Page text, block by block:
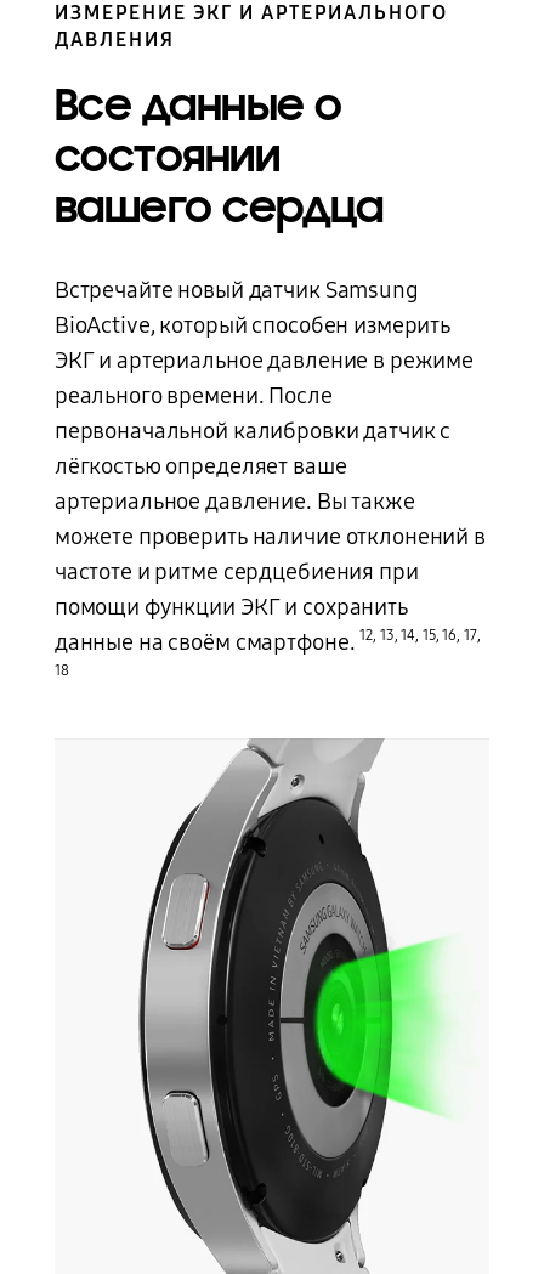
ИЗМЕРЕНИЕ ЭКГ И АРТЕРИАЛЬНОГО
ДАВЛЕНИЯ
Все данные о
состоянии
вашего сердца
Встречайте новый датчик Samsung
BioActive, который способен измерить
ЭКГ и артериальное давление в режиме
реального времени. После
первоначальной калибровки датчик с
лёгкостью определяет ваше
артериальное давление. Вы также
можете проверить наличие отклонений в
частоте и ритме сердцебиения при
помощи функции ЭКГ и сохранить
данные на своём смартфоне. 12, 13,14, 15,16, 17,
18